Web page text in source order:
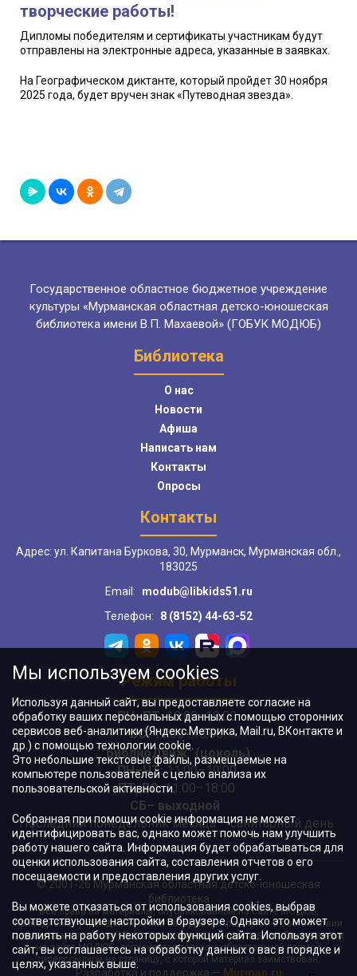
творческие работы!
Дипломы победителям и сертификаты участникам будут
отправлены на электронные адреса, указанные в заявках.
На Географическом диктанте, который пройдет 30 ноября
2025 года, будет вручен знак «Путеводная звезда».
Государственное областное бюджетное учреждение
культуры «Мурманская областная детско-юношеская
библиотека имени В.П. Махаевой» (ГОБУК МОДЮБ)
Библиотека
О нас
Новости
Афиша
Написать нам
Контакты
Опросы
Контакты
Адрес: ул. Капитана Буркова, 30, Мурманск, Мурманская обл.,
183025
Email:
modub@libkids51.ru
Телефон:
8 (8152) 44-63-52
Режим работы
ПН–ПТ:10:00–18:00
ВС:11:00–18:00
"БиблиоДвиж" (цоколь):
ПН–ЧТ:11:00–19:00
ПТ, ВС:11:00–18:00
СБ– выходной
Последний понедельник месяца – санитарный день
© 2001-26 Мурманская областная детско-юношеская
библиотека
Все права на материалы, опубликованные на сайте МОДЮБ,
принадлежат учреждению и/или авторам и охраняются в соответствии
с законодательством РФ. Использование материалов, опубликованных
на сайте МОДЮБ, допускается только с обязательной прямой
гиперссылкой на страницу, с которой материал заимствован.
Разработка и поддержка — Murman.ru
Мы используем cookies
Используя данный сайт, вы предоставляете согласие на
обработку ваших персональных данных с помощью сторонних
сервисов веб-аналитики (Яндекс.Метрика, Mail.ru, ВКонтакте и
др.) с помощью технологии cookie.
Это небольшие текстовые файлы, размещаемые на
компьютере пользователей с целью анализа их
пользовательской активности.
Собранная при помощи cookie информация не может
идентифицировать вас, однако может помочь нам улучшить
работу нашего сайта. Информация будет обрабатываться для
оценки использования сайта, составления отчетов о его
посещаемости и предоставления других услуг.
Вы можете отказаться от использования cookies, выбрав
соответствующие настройки в браузере. Однако это может
повлиять на работу некоторых функций сайта. Используя этот
сайт, вы соглашаетесь на обработку данных о вас в порядке и
целях, указанных выше.